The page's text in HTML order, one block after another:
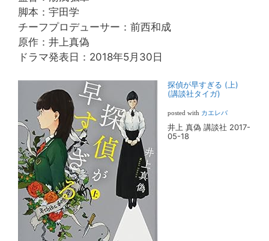
脚本：宇田学
チーフプロデューサー：前西和成
原作：井上真偽
ドラマ発表日：2018年5月30日
探偵が早すぎる (上)
(講談社タイガ)
posted with カエレバ
井上 真偽 講談社 2017-
05-18